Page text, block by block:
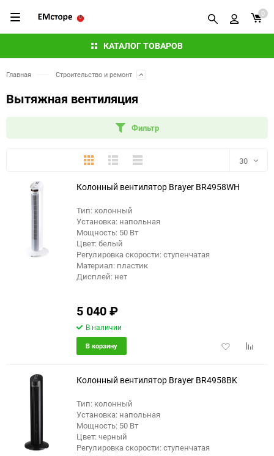
КАТАЛОГ ТОВАРОВ
0
Главная Строительство и ремонт
Вытяжная вентиляция
Фильтр
ПлиткаПодробноКомпактно 30
30
Колонный вентилятор Brayer BR4958WH
Тип: колонный
Установка: напольная
Мощность: 50 Вт
Цвет: белый
Регулировка скорости: ступенчатая
Материал: пластик
Дисплей: нет
5 040₽
В наличии
Добавить
В корзину
Колонный вентилятор Brayer BR4958BK
Тип: колонный
Установка: напольная
Мощность: 50 Вт
Цвет: черный
Регулировка скорости: ступенчатая